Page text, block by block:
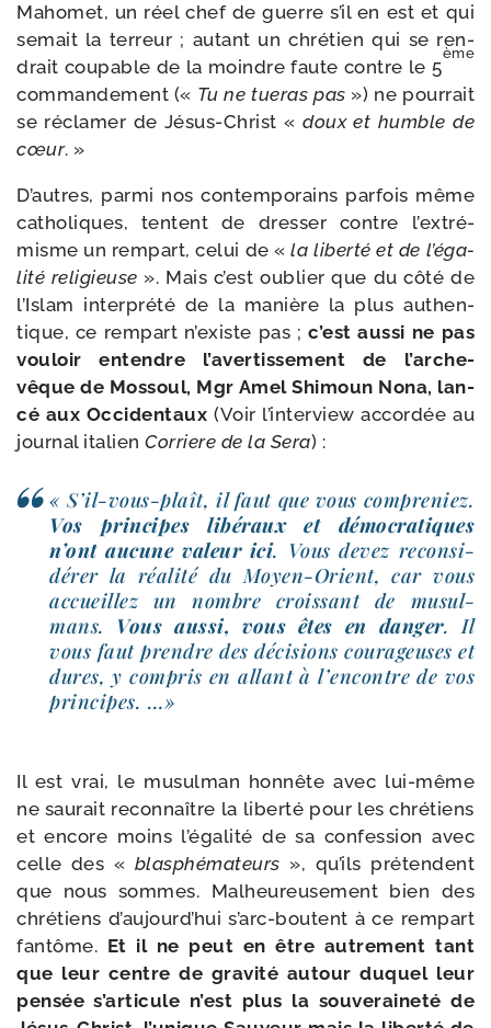
Mahomet, un réel chef de guerre s’il en est et qui
semait la ter­reur ; autant un chré­tien qui se ren­
drait cou­pable de la moindre faute contre le 5
ème
com­man­de­ment (« Tu ne tue­ras pas ») ne pour­rait
se récla­mer de Jésus-​Christ «doux et humble de
cœur. »
D’autres, par­mi nos contem­po­rains par­fois même
catho­liques, tentent de dres­ser contre l’ex­tré­
misme un rem­part, celui de « la liber­té et de l’é­ga­
li­té reli­gieuse ». Mais c’est oublier que du côté de
l’Islam inter­pré­té de la manière la plus authen­
tique, ce rem­part n’existe pas ;c’est aus­si ne pas
vou­loir entendre l’a­ver­tis­se­ment de l’ar­che­
vêque de Mossoul, Mgr Amel Shimoun Nona, lan­
cé aux Occidentaux (Voir l’in­ter­view accor­dée au
jour­nal ita­lien Corriere de la Sera) :
« S’il-​vous-​plaît, il faut que vous com­pre­niez.
Vos prin­cipes libé­raux et démo­cra­tiques
n’ont aucune valeur ici. Vous devez recon­si­
dé­rer la réa­li­té du Moyen-​Orient, car vous
accueillez un nombre crois­sant de musul­
mans. Vous aus­si, vous êtes en dan­ger. Il
vous faut prendre des déci­sions cou­ra­geuses et
dures, y com­pris en allant à l’en­contre de vos
principes. …»
Il est vrai, le musul­man hon­nête avec lui-​même
ne sau­rait recon­naître la liber­té pour les chré­tiens
et encore moins l’é­ga­li­té de sa confes­sion avec
celle des « blas­phé­ma­teurs », qu’ils pré­tendent
que nous sommes. Malheureusement bien des
chré­tiens d’au­jourd’­hui s’arc-​boutent à ce rem­part
fan­tôme. Et il ne peut en être autre­ment tant
que leur centre de gra­vi­té autour duquel leur
pen­sée s’ar­ti­cule n’est plus la sou­ve­rai­ne­té de